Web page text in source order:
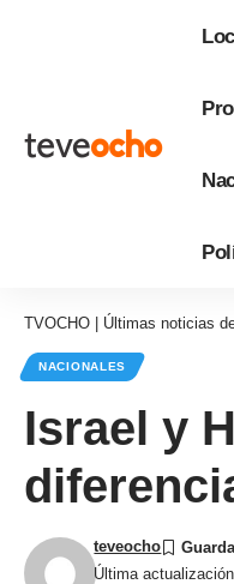
TVOCHO | Últimas noticias
NACIONALES
Israel y
Última
teveocho